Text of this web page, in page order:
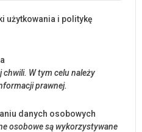
użytkowania i politykę
W tym celu należy
prawnej.
danych osobowych
osobowe są wykorzystywane